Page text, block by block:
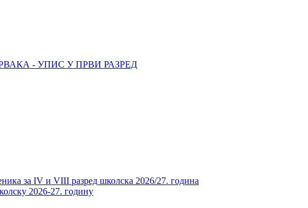
- УПИС У ПРВИ РАЗРЕД
за IV и VIII разред школска 2026/27. година
2026-27. годину